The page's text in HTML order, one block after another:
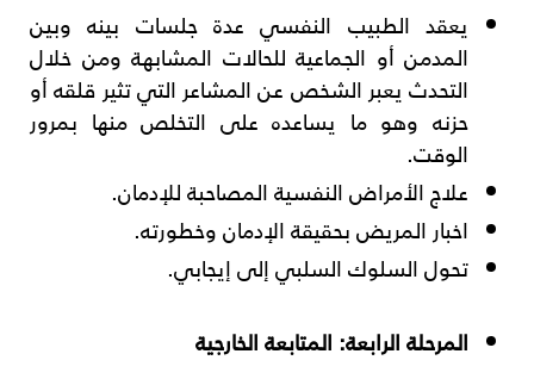
يعقد الطبيب النفسي عدة جلسات بينه وبين
المدمن أو الجماعية للحالات المشابهة ومن خلال
التحدث يعبر الشخص عن المشاعر التي تثير قلقه أو
حزنه وهو ما يساعده على التخلص منها بمرور
الوقت.
علاج الأمراض النفسية المصاحبة للإدمان.
اخبار المريض بحقيقة الإدمان وخطورته.
تحول السلوك السلبي إلى إيجابي.
المرحلة الرابعة: المتابعة الخارجية